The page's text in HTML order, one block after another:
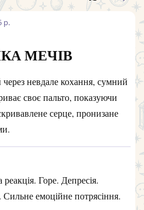
р.
МЕЧІВ
невдале кохання, сумний
своє пальто, показуючи
серце, пронизане
Горе. Депресія.
емоційне потрясіння.